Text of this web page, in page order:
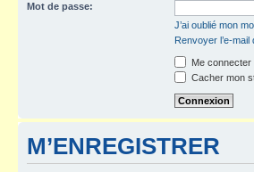
Mot de passe:
J’ai oublié mon
Renvoyer l’e-
Me connecter
Cacher mon
M’ENREGISTRER